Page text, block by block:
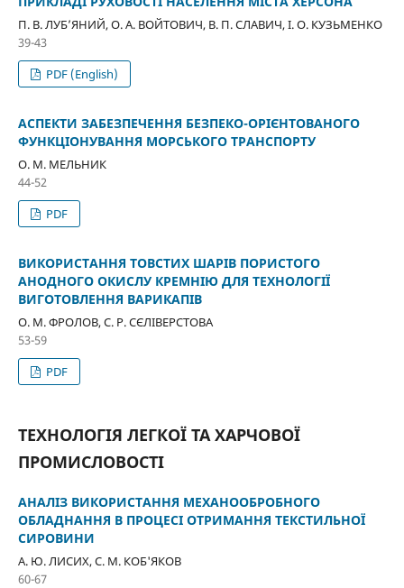
П. В. ЛУБ’ЯНИЙ, О. А. ВОЙТОВИЧ, В. П. СЛАВИЧ, І. О. КУЗЬМЕНКО
39-43
PDF (English)
АСПЕКТИ ЗАБЕЗПЕЧЕННЯ БЕЗПЕКО-ОРІЄНТОВАНОГО
ФУНКЦІОНУВАННЯ МОРСЬКОГО ТРАНСПОРТУ
О. М. МЕЛЬНИК
44-52
PDF
ВИКОРИСТАННЯ ТОВСТИХ ШАРІВ ПОРИСТОГО
АНОДНОГО ОКИСЛУ КРЕМНІЮ ДЛЯ ТЕХНОЛОГІЇ
ВИГОТОВЛЕННЯ ВАРИКАПІВ
О. М. ФРОЛОВ, С. Р. СЄЛІВЕРСТОВА
53-59
PDF
ТЕХНОЛОГІЯ ЛЕГКОЇ ТА ХАРЧОВОЇ
ПРОМИСЛОВОСТІ
АНАЛІЗ ВИКОРИСТАННЯ МЕХАНООБРОБНОГО
ОБЛАДНАННЯ В ПРОЦЕСІ ОТРИМАННЯ ТЕКСТИЛЬНОЇ
СИРОВИНИ
А. Ю. ЛИСИХ, С. М. КОБ'ЯКОВ
60-67